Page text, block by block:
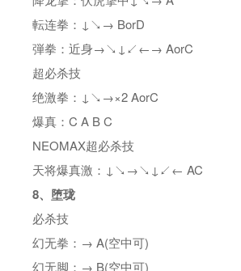
転连拳：↓↘→ BorD
弾拳：近身→↘↓↙←→ AorC
超必杀技
绝激拳：↓↘→×2 AorC
爆真：C A B C
NEOMAX超必杀技
天将爆真激：↓↘→↘↓↙← AC
8、堕珑
必杀技
幻无拳：→ A(空中可)
幻无脚：→ B(空中可)